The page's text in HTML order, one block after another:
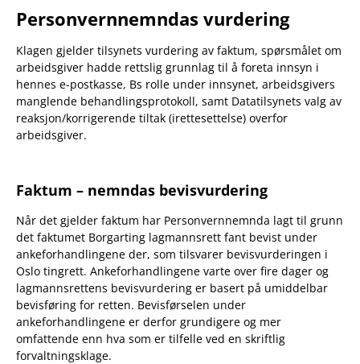
Personvernnemndas vurdering
Klagen gjelder tilsynets vurdering av faktum, spørsmålet om
arbeidsgiver hadde rettslig grunnlag til å foreta innsyn i
hennes e-postkasse, Bs rolle under innsynet, arbeidsgivers
manglende behandlingsprotokoll, samt Datatilsynets valg av
reaksjon/korrigerende tiltak (irettesettelse) overfor
arbeidsgiver.
Faktum – nemndas bevisvurdering
Når det gjelder faktum har Personvernnemnda lagt til grunn
det faktumet Borgarting lagmannsrett fant bevist under
ankeforhandlingene der, som tilsvarer bevisvurderingen i
Oslo tingrett. Ankeforhandlingene varte over fire dager og
lagmannsrettens bevisvurdering er basert på umiddelbar
bevisføring for retten. Bevisførselen under
ankeforhandlingene er derfor grundigere og mer
omfattende enn hva som er tilfelle ved en skriftlig
forvaltningsklage.